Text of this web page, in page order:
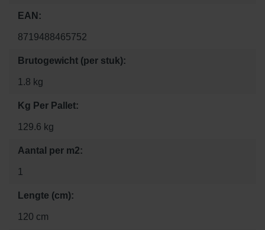
EAN:
8719488465752
Brutogewicht (per stuk):
1.8 kg
Kg Per Pallet:
129.6 kg
Aantal per m2:
1
Lengte (cm):
120 cm